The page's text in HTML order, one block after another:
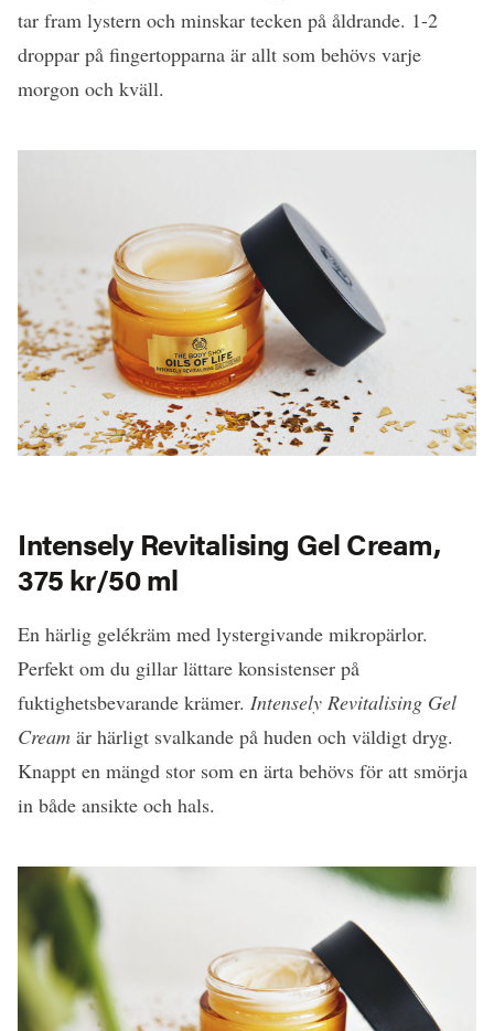
tar fram lystern och minskar tecken på åldrande. 1-2
droppar på fingertopparna är allt som behövs varje
morgon och kväll.
Intensely Revitalising Gel Cream,
375 kr/50 ml
En härlig gelékräm med lystergivande mikropärlor.
Perfekt om du gillar lättare konsistenser på
fuktighetsbevarande krämer. Intensely Revitalising Gel
Cream är härligt svalkande på huden och väldigt dryg.
Knappt en mängd stor som en ärta behövs för att smörja
in både ansikte och hals.